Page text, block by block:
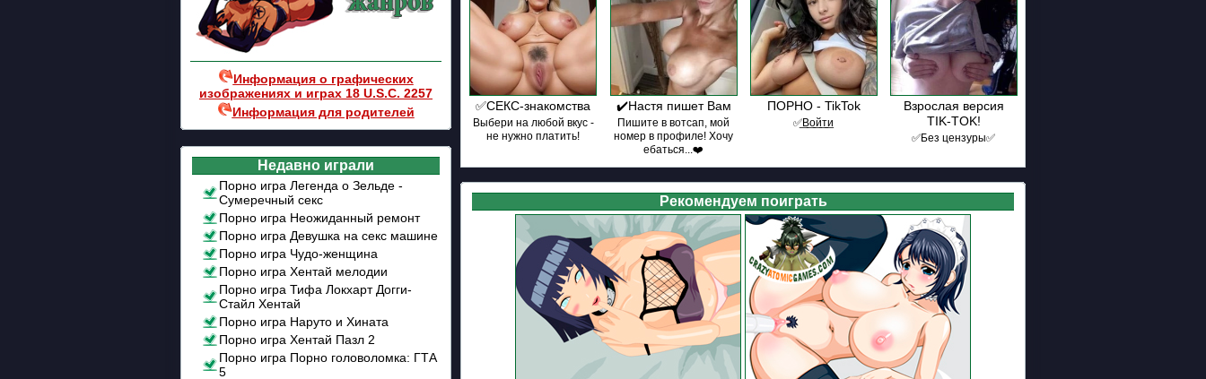
Информация о графических
изображениях и играх 18 U.S.C. 2257
Информация для родителей
Недавно играли
Порно игра Легенда о Зельде -
Сумеречный секс
Порно игра Неожиданный ремонт
Порно игра Девушка на секс машине
Порно игра Чудо-женщина
Порно игра Хентай мелодии
Порно игра Тифа Локхарт Догги-
Стайл Хентай
Порно игра Наруто и Хината
Порно игра Хентай Пазл 2
Порно игра Порно головоломка: ГТА
5
✅СЕКС-знакомства
Выбери на любой вкус -
не нужно платить!
✔️Настя пишет Вам
Пишите в вотсап, мой
номер в профиле! Хочу
ебаться...❤️
ПОРНО - TikTok
✅͟В͟о͟й͟т͟и
Взрослая версия
TIK-TOK!
✅Без цензуры✅
Рекомендуем поиграть